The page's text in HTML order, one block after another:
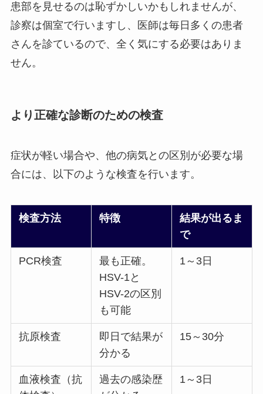
患部を見せるのは恥ずかしいかもしれませんが、
診察は個室で行いますし、医師は毎日多くの患者
さんを診ているので、全く気にする必要はありま
せん。
より正確な診断のための検査
症状が軽い場合や、他の病気との区別が必要な場
合には、以下のような検査を行います。
検査方法 特徴
結果が出るま
で
PCR検査
最も正確。
HSV-1と
HSV-2の区別
も可能
1～3日
抗原検査
即日で結果が
分かる
15～30分
血液検査（抗
過去の感染歴
1～3日